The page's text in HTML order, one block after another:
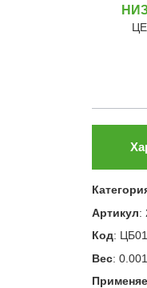
Артикул:
Код:
Вес: 0.001